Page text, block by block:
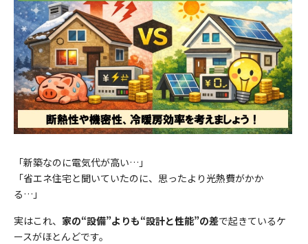
「新築なのに電気代が高い…」
「省エネ住宅と聞いていたのに、思ったより光熱費がかか
る…」
実はこれ、 家の“設備”よりも“設計と性能”の差で起きているケ
ースがほとんどです。